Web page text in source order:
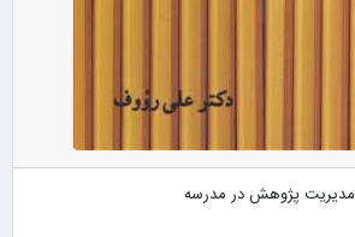
مدیریت پژوهش در مدرسه